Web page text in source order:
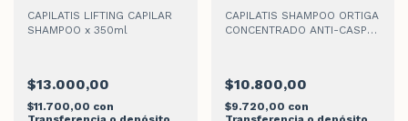
CAPILATIS LIFTING CAPILAR
SHAMPOO x 350ml
$13.000,00
$11.700,00 con
CAPILATIS SHAMPOO ORTIGA
CONCENTRADO ANTI-CASPA
$10.800,00
$9.720,00 con